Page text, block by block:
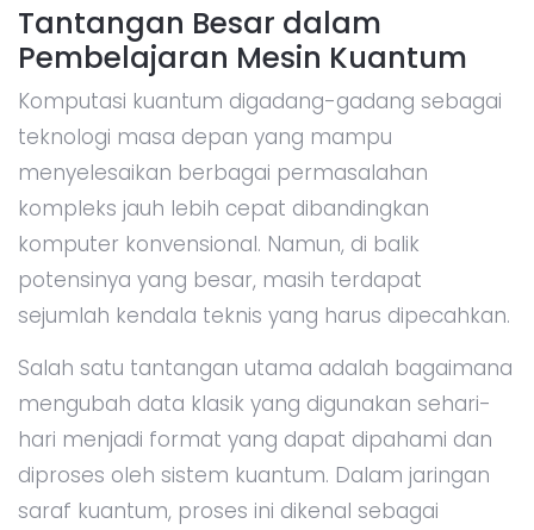
Tantangan Besar dalam
Pembelajaran Mesin Kuantum
Komputasi kuantum digadang-gadang sebagai
teknologi masa depan yang mampu
menyelesaikan berbagai permasalahan
kompleks jauh lebih cepat dibandingkan
komputer konvensional. Namun, di balik
potensinya yang besar, masih terdapat
sejumlah kendala teknis yang harus dipecahkan.
Salah satu tantangan utama adalah bagaimana
mengubah data klasik yang digunakan sehari-
hari menjadi format yang dapat dipahami dan
diproses oleh sistem kuantum. Dalam jaringan
saraf kuantum, proses ini dikenal sebagai